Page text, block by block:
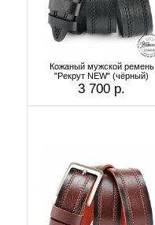
Кожаный мужской ремень
"Рекрут NEW" (чёрный)
3 700 р.